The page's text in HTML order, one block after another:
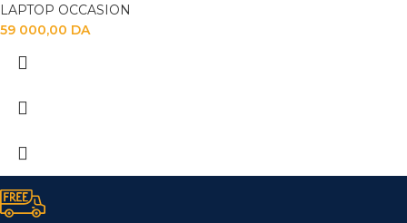
LAPTOP OCCASION
59 000,00 DA